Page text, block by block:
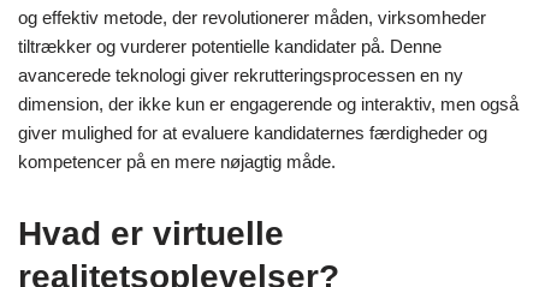
og effektiv metode, der revolutionerer måden, virksomheder
tiltrækker og vurderer potentielle kandidater på. Denne
avancerede teknologi giver rekrutteringsprocessen en ny
dimension, der ikke kun er engagerende og interaktiv, men også
giver mulighed for at evaluere kandidaternes færdigheder og
kompetencer på en mere nøjagtig måde.
Hvad er virtuelle
realitetsoplevelser?